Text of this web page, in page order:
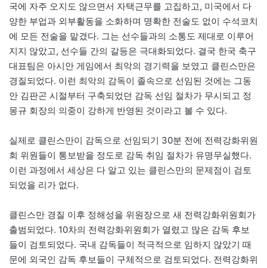
국에 자주 오지도 않으면서 자택근무를 고집하고, 미국에서 다
양한 부업과 외부활동을 소화하며 명확한 전술도 없이 수석코치
에 모든 전술을 맡겼다. 그는 선수들과의 소통도 제대로 이루어
지지 않았고, 선수들 간의 갈등은 극대화되었다. 결국 한국 축구
대표팀은 아시안 게임에서 최악의 경기력을 보였고 클린스만은
경질되었다. 이런 최악의 감독이 졸속으로 선임된 것에는 그동
안 김판곤 시절부터 구축되었던 감독 선임 절차가 무시되고 정
몽규 회장의 의중이 강하게 반영된 것이라고 볼 수 있다.
실제로 클린스만이 감독으로 선임되기 30분 전에 전력강화위원
회 위원들이 통보받을 정도로 감독 취임 절차가 유명무실했다.
이런 과정에서 세상은 다 알고 있는 클린스만의 문제점이 검토
되었을 리가 없다.
클린스만 경질 이후 정해성을 위원장으로 새 전력강화위원회가
출범되었다. 10차의 전력강화위원회가 열렸고 많은 감독 후보
들이 검토되었다. 국내 감독들이 적극적으로 임하지 않았기 때
문에 외국인 감독 후보들이 구체적으로 검토되었다. 전력강화위